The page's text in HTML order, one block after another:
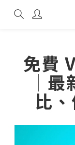
免費
｜
比